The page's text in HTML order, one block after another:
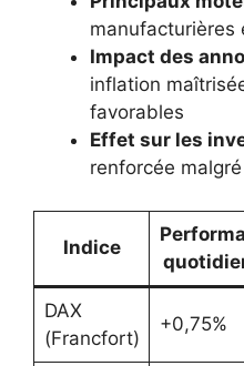
manufacturières
Impact des
inflation
favorables
Effet sur les
renforcée
Indice
DAX
(Francfort)
+0,75%